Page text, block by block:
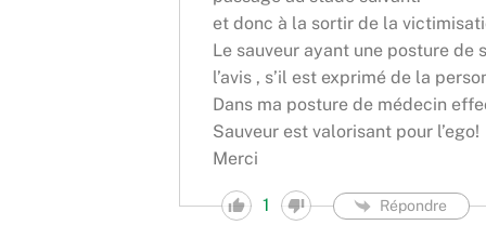
et donc à la sortir de la
Le sauveur ayant une posture de
l’avis , s’il est exprimé de la
Dans ma posture de médecin
Sauveur est valorisant pour l’ego!
Merci
1 Répondre